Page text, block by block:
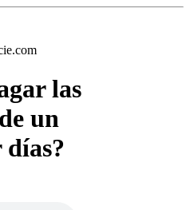
las
un